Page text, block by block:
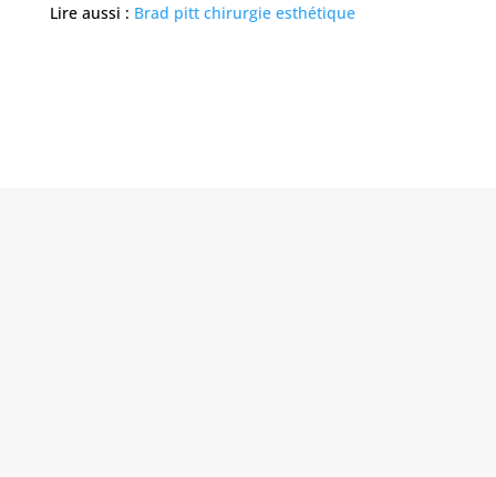
Lire aussi : Brad pitt chirurgie esthétique